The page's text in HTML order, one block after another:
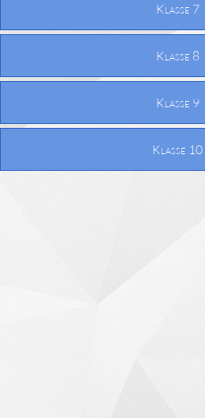
Klasse 7
Klasse 8
Klasse 9
Klasse 10